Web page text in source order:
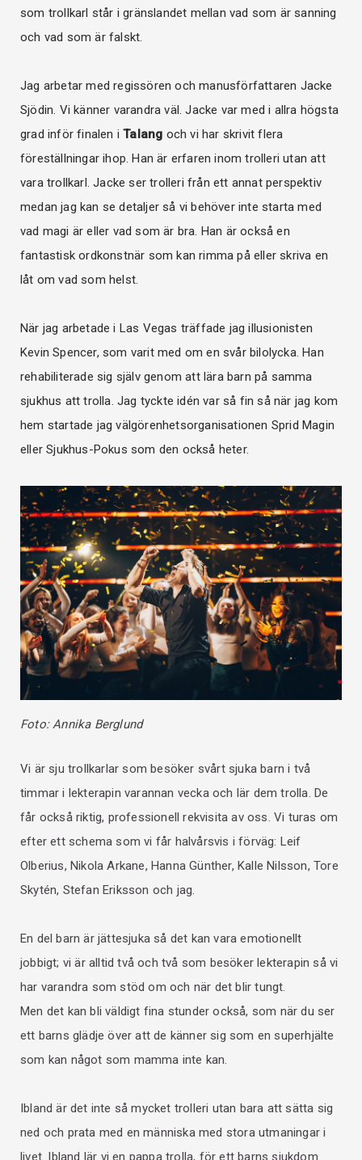
som trollkarl står i gränslandet mellan vad som är sanning
och vad som är falskt.
Jag arbetar med regissören och manusförfattaren Jacke
Sjödin. Vi känner varandra väl. Jacke var med i allra högsta
grad inför finalen iTalang och vi har skrivit flera
föreställningar ihop. Han är erfaren inom trolleri utan att
vara trollkarl. Jacke ser trolleri från ett annat perspektiv
medan jag kan se detaljer så vi behöver inte starta med
vad magi är eller vad som är bra. Han är också en
fantastisk ordkonstnär som kan rimma på eller skriva en
låt om vad som helst.
När jag arbetade i Las Vegas träffade jag illusionisten
Kevin Spencer, som varit med om en svår bilolycka. Han
rehabiliterade sig själv genom att lära barn på samma
sjukhus att trolla. Jag tyckte idén var så fin så när jag kom
hem startade jag välgörenhetsorganisationen Sprid Magin
eller Sjukhus-Pokus som den också heter.
Foto: Annika Berglund
Vi är sju trollkarlar som besöker svårt sjuka barn i två
timmar i lekterapin varannan vecka och lär dem trolla. De
får också riktig, professionell rekvisita av oss. Vi turas om
efter ett schema som vi får halvårsvis i förväg: Leif
Olberius, Nikola Arkane, Hanna Günther, Kalle Nilsson, Tore
Skytén, Stefan Eriksson och jag.
En del barn är jättesjuka så det kan vara emotionellt
jobbigt; vi är alltid två och två som besöker lekterapin så vi
har varandra som stöd om och när det blir tungt.
Men det kan bli väldigt fina stunder också, som när du ser
ett barns glädje över att de känner sig som en superhjälte
som kan något som mamma inte kan.
Ibland är det inte så mycket trolleri utan bara att sätta sig
ned och prata med en människa med stora utmaningar i
livet. Ibland lär vi en pappa trolla, för ett barns sjukdom